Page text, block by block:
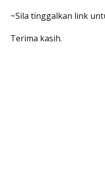
~Sila tinggalkan link
Terima kasih.